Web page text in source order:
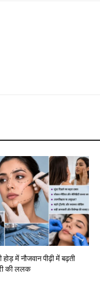
में नौजवान पीढ़ी में बढ़ती
की ललक